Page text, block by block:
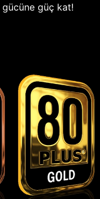
güç kat!